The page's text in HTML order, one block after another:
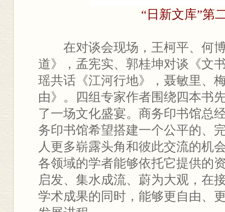
“ 日新文库”第
在对谈会现场，王柯平、何
道》，孟宪实、郭桂坤对谈《文
瑶共话《江河行地》，聂敏里、
由》。四组专家作者围绕四本书
了一场文化盛宴。商务印书馆总
务印书馆希望搭建一个公平的、
人更多崭露头角和彼此交流的机
各领域的学者能够依托它提供的
启发、集水成流、蔚为大观，在
学术成果的同时，能够更自由、